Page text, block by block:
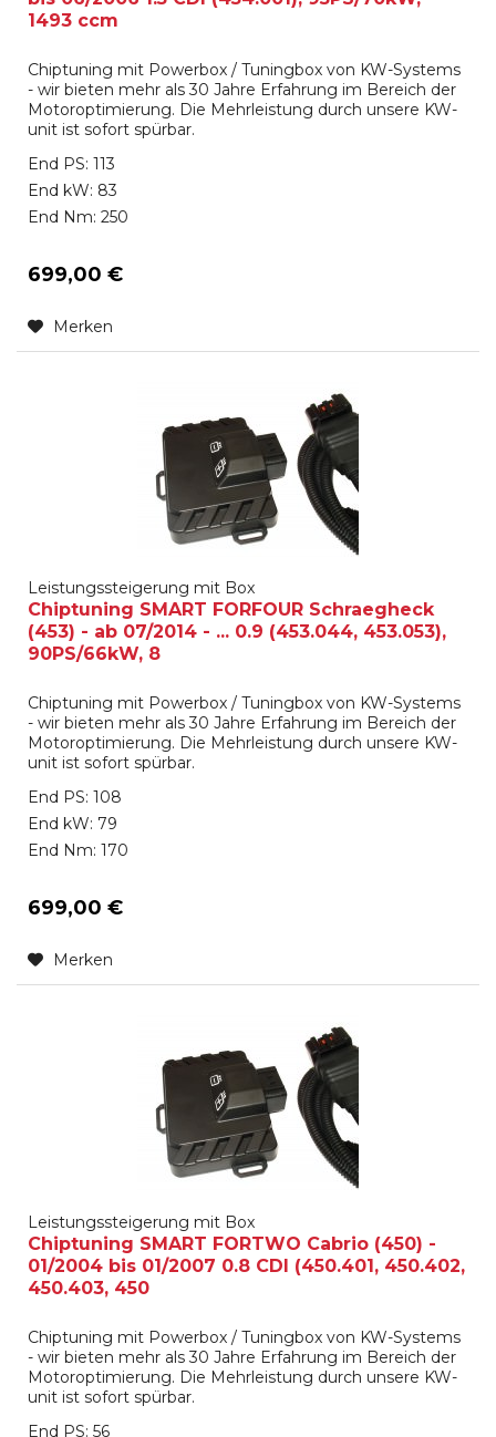
1493 ccm
Chiptuning mit Powerbox / Tuningbox von KW-Systems
- wir bieten mehr als 30 Jahre Erfahrung im Bereich der
Motoroptimierung. Die Mehrleistung durch unsere KW-
unit ist sofort spürbar.
End PS: 113
End kW: 83
End Nm: 250
699,00 €
Merken
Leistungssteigerung mit Box
Chiptuning SMART FORFOUR Schraegheck
(453) - ab 07/2014 - ... 0.9 (453.044, 453.053),
90PS/66kW, 8
Chiptuning mit Powerbox / Tuningbox von KW-Systems
- wir bieten mehr als 30 Jahre Erfahrung im Bereich der
Motoroptimierung. Die Mehrleistung durch unsere KW-
unit ist sofort spürbar.
End PS: 108
End kW: 79
End Nm: 170
699,00 €
Merken
Leistungssteigerung mit Box
Chiptuning SMART FORTWO Cabrio (450) -
01/2004 bis 01/2007 0.8 CDI (450.401, 450.402,
450.403, 450
Chiptuning mit Powerbox / Tuningbox von KW-Systems
- wir bieten mehr als 30 Jahre Erfahrung im Bereich der
Motoroptimierung. Die Mehrleistung durch unsere KW-
unit ist sofort spürbar.
End PS: 56